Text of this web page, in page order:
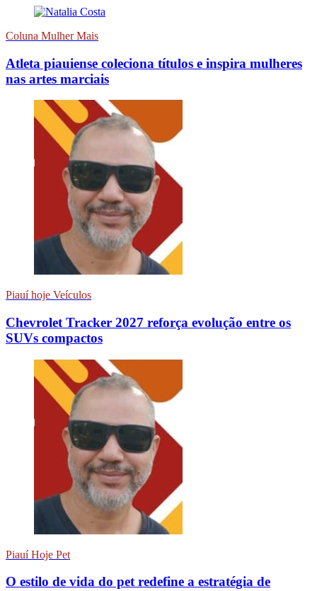
Coluna Mulher Mais
Atleta piauiense coleciona títulos e inspira mulheres
nas artes marciais
Piauí hoje Veículos
Chevrolet Tracker 2027 reforça evolução entre os
SUVs compactos
Piauí Hoje Pet
O estilo de vida do pet redefine a estratégia de